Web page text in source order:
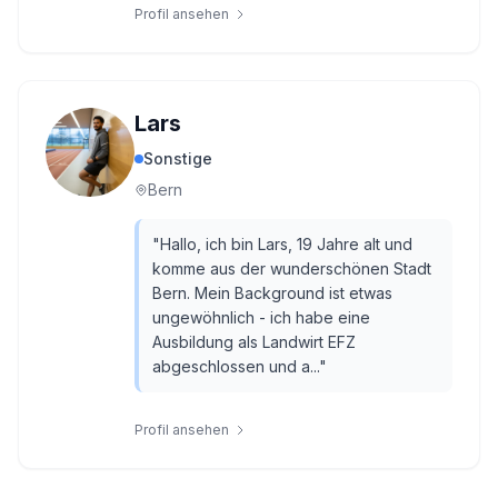
Profil ansehen
Lars
Sonstige
Bern
"Hallo, ich bin Lars, 19 Jahre alt und
komme aus der wunderschönen Stadt
Bern. Mein Background ist etwas
ungewöhnlich - ich habe eine
Ausbildung als Landwirt EFZ
abgeschlossen und a..."
Profil ansehen